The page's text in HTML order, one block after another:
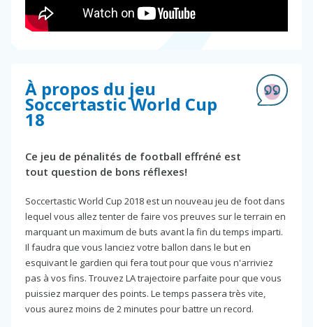
À propos du jeu
Soccertastic World Cup
18
Ce jeu de pénalités de football effréné est
tout question de bons réflexes!
Soccertastic World Cup 2018 est un nouveau jeu de foot dans
lequel vous allez tenter de faire vos preuves sur le terrain en
marquant un maximum de buts avant la fin du temps imparti.
Il faudra que vous lanciez votre ballon dans le but en
esquivant le gardien qui fera tout pour que vous n'arriviez
pas à vos fins. Trouvez LA trajectoire parfaite pour que vous
puissiez marquer des points. Le temps passera très vite,
vous aurez moins de 2 minutes pour battre un record.